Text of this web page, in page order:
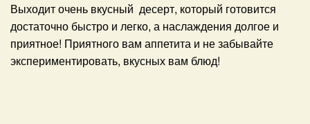
Выходит очень вкусный десерт, который готовится
достаточно быстро и легко, а наслаждения долгое и
приятное! Приятного вам аппетита и не забывайте
экспериментировать, вкусных вам блюд!